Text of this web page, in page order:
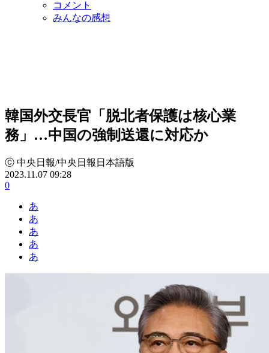
コメント
みんなの感想
韓国外交長官「脱北者保護は核心業
務」…中国の強制送還に対応か
ⓒ 中央日報/中央日報日本語版
2023.11.07 09:28
0
あ
あ
あ
あ
あ